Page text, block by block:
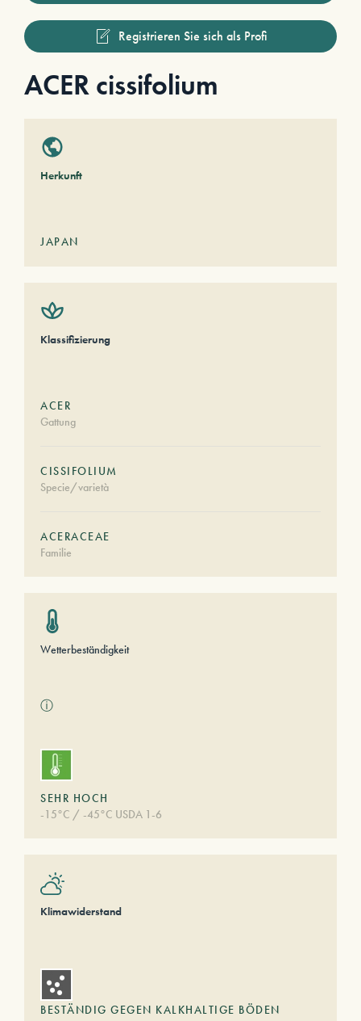
Registrieren Sie sich als Profi
ACER cissifolium
Herkunft
JAPAN
Klassifizierung
ACER
Gattung
CISSIFOLIUM
Specie/varietà
ACERACEAE
Familie
Wetterbeständigkeit
ⓘ
SEHR HOCH
-15°C / -45°C USDA 1-6
Klimawiderstand
BESTÄNDIG GEGEN KALKHALTIGE BÖDEN